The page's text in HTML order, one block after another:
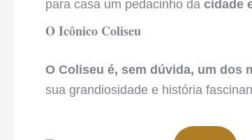
para casa um pedacinho da cidade
O Icônico Coliseu
O Coliseu é, sem dúvida, um dos
sua grandiosidade e história